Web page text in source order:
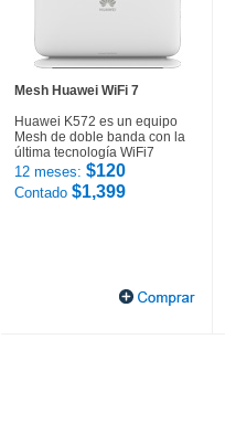
Mesh Huawei WiFi 7
Huawei K572 es un equipo
Mesh de doble banda con la
última tecnología WiFi7
12 meses: $120
Contado $1,399